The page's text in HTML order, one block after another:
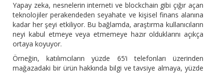
Yapay zeka, nesnelerin interneti ve blockchain gibi çığır açan
teknolojiler perakendeden seyahate ve kişisel finans alanına
kadar her şeyi etkiliyor. Bu bağlamda, araştırma kullanıcıların
neyi kabul etmeye veya etmemeye hazır olduklarını açıkça
ortaya koyuyor.
Örneğin, katılımcıların yüzde 65’i telefonları üzerinden
mağazadaki bir ürün hakkında bilgi ve tavsiye almaya, yüzde